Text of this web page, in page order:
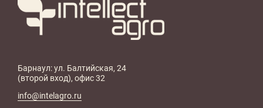
Барнаул: ул. Балтийская, 24
(второй вход), офис 32
info@intelagro.ru